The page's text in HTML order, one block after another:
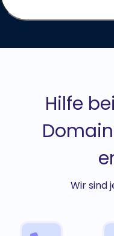
Hilfe
Wir sind